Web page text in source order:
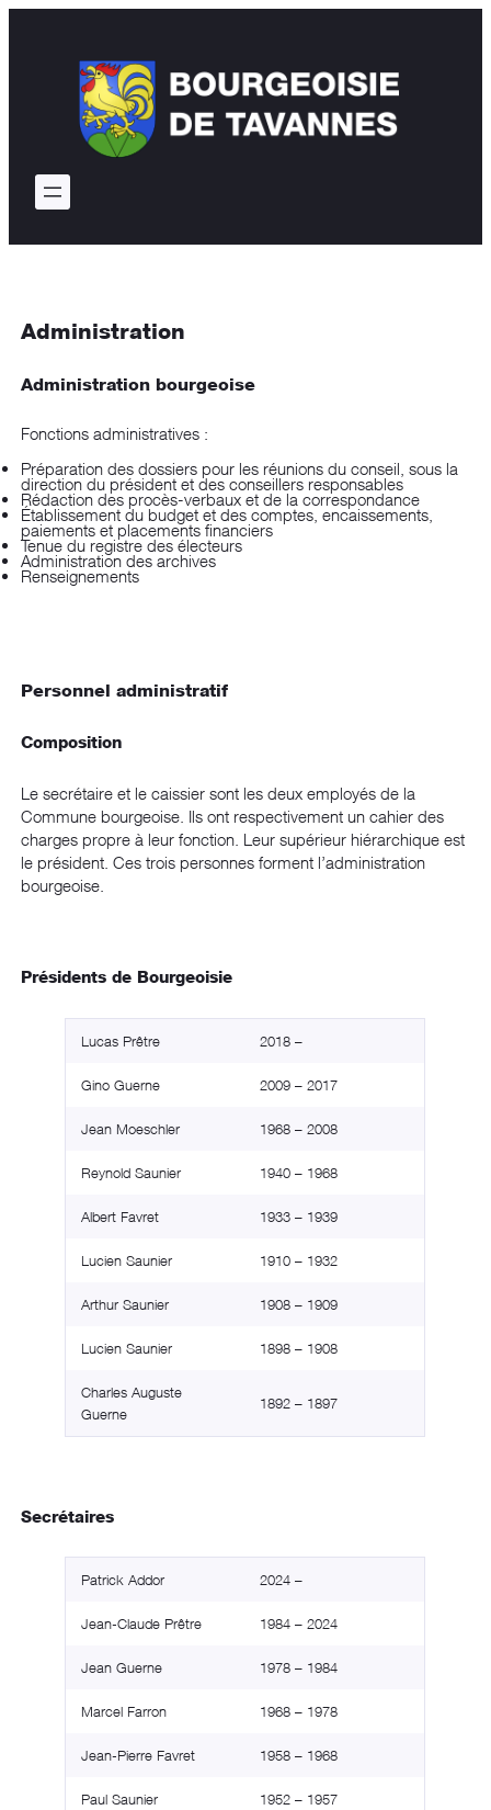
Administration
Administration bourgeoise
Fonctions administratives :
Préparation des dossiers pour les réunions du conseil, sous la
direction du président et des conseillers responsables
Rédaction des procès-verbaux et de la correspondance
Établissement du budget et des comptes, encaissements,
paiements et placements financiers
Tenue du registre des électeurs
Administration des archives
Renseignements
Personnel administratif
Composition
Le secrétaire et le caissier sont les deux employés de la
Commune bourgeoise. Ils ont respectivement un cahier des
charges propre à leur fonction. Leur supérieur hiérarchique est
le président. Ces trois personnes forment l’administration
bourgeoise.
Présidents de Bourgeoisie
Lucas Prêtre 2018 –
Gino Guerne 2009 – 2017
Jean Moeschler 1968 – 2008
Reynold Saunier 1940 – 1968
Albert Favret 1933 – 1939
Lucien Saunier 1910 – 1932
Arthur Saunier 1908 – 1909
Lucien Saunier 1898 – 1908
Charles Auguste
Guerne
1892 – 1897
Secrétaires
Patrick Addor 2024 –
Jean-Claude Prêtre 1984 – 2024
Jean Guerne 1978 – 1984
Marcel Farron 1968 – 1978
Jean-Pierre Favret 1958 – 1968
Paul Saunier 1952 – 1957